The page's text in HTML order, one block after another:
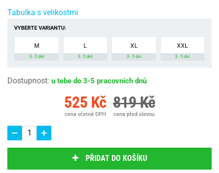
Tabulka s velikostmi
VYBERTE VARIANTU:
M
3 - 5 dní
L
3 - 5 dní
XL
3 - 5 dní
XXL
3 - 5 dní
Dostupnost: u tebe do 3-5 pracovních dnů
525 Kč
cena včetně DPH
819 Kč
cena před slevou
PŘIDAT DO KOŠÍKU